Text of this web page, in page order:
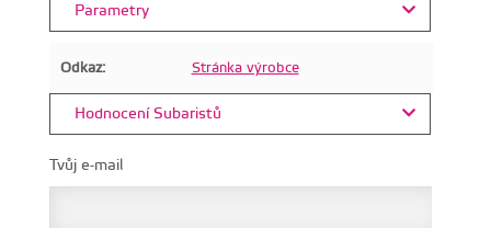
Parametry
Odkaz: Stránka výrobce
Hodnocení Subaristů
Tvůj e-mail